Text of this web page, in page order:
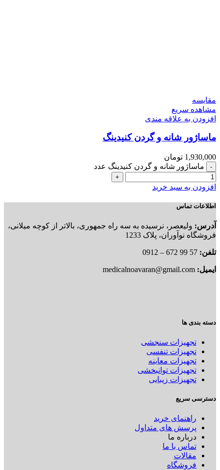
مقایسه
مشاهده سریع
افزودن به علاقه مندی
ماساژور شانه و گردن کنیدینگ
1,930,000 تومان
ماساژور شانه و گردن کنیدینگ عدد
افزودن به سبد خرید
اطلاعات تماس
آدرس: ولیعصر، نرسیده به سه راه جمهوری، بالاتر از کوچه میلانی،
فروشگاه نوآوران، پلاک 1233
تلفن: 57 99 672 – 0912
ایمیل:
دسته بندی ها
تجهیزات سنجشی
تجهیزات تنفسی
تجهیزات معاینه
تجهیزات توانبخشی
تجهیزات زیبایی
دسترسی سریع
راهنمای خرید
پرسش های متداول
درباره ما
تماس با ما
مقالات
فروشگاه